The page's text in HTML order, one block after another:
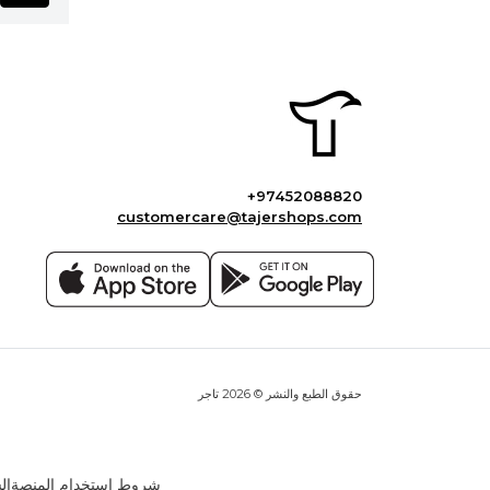
+97452088820
customercare@tajershops.com
حقوق الطبع والنشر © 2026 تاجر
شروط استخدام المنصة